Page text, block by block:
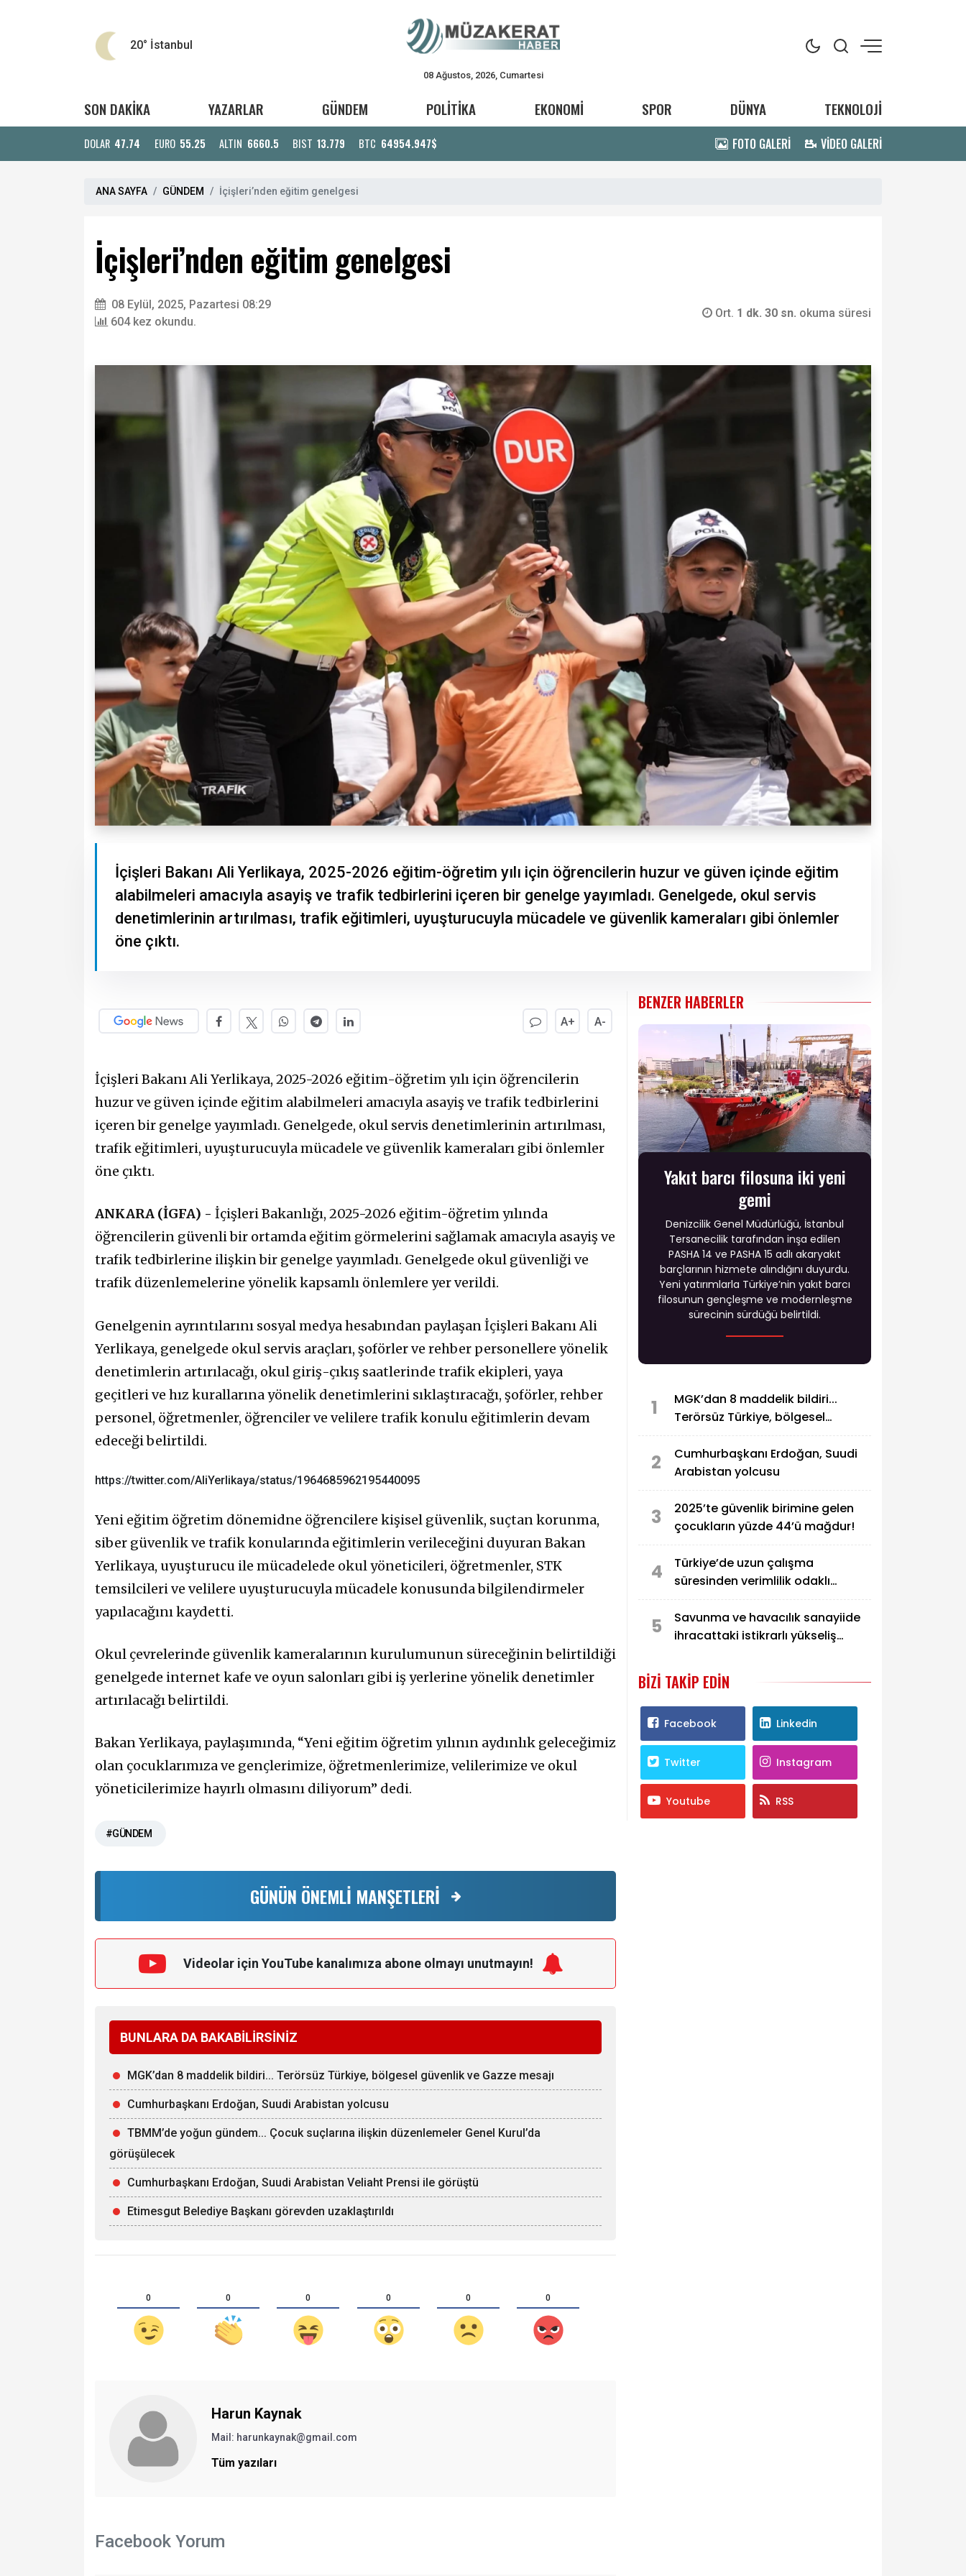
20° İstanbul
08 Ağustos, 2026, Cumartesi
SON DAKİKA YAZARLAR GÜNDEM POLİTİKA EKONOMİ SPOR DÜNYA TEKNOLOJİ
DOLAR 47.74 EURO 55.25 ALTIN 6660.5 BIST 13.779 BTC 64954.947$ FOTO GALERİ VİDEO GALERİ
ANA SAYFA GÜNDEM İçişleri’nden eğitim genelgesi
İçişleri’nden eğitim genelgesi
08 Eylül, 2025, Pazartesi 08:29
604 kez okundu.
Ort. 1 dk. 30 sn. okuma süresi
İçişleri Bakanı Ali Yerlikaya, 2025-2026 eğitim-öğretim yılı için öğrencilerin huzur ve güven içinde eğitim
alabilmeleri amacıyla asayiş ve trafik tedbirlerini içeren bir genelge yayımladı. Genelgede, okul servis
denetimlerinin artırılması, trafik eğitimleri, uyuşturucuyla mücadele ve güvenlik kameraları gibi önlemler
öne çıktı.
A+ A-
İçişleri Bakanı Ali Yerlikaya, 2025-2026 eğitim-öğretim yılı için öğrencilerin
huzur ve güven içinde eğitim alabilmeleri amacıyla asayiş ve trafik tedbirlerini
içeren bir genelge yayımladı. Genelgede, okul servis denetimlerinin artırılması,
trafik eğitimleri, uyuşturucuyla mücadele ve güvenlik kameraları gibi önlemler
öne çıktı.
ANKARA (İGFA) - İçişleri Bakanlığı, 2025-2026 eğitim-öğretim yılında
öğrencilerin güvenli bir ortamda eğitim görmelerini sağlamak amacıyla asayiş ve
trafik tedbirlerine ilişkin bir genelge yayımladı. Genelgede okul güvenliği ve
trafik düzenlemelerine yönelik kapsamlı önlemlere yer verildi.
Genelgenin ayrıntılarını sosyal medya hesabından paylaşan İçişleri Bakanı Ali
Yerlikaya, genelgede okul servis araçları, şoförler ve rehber personellere yönelik
denetimlerin artırılacağı, okul giriş-çıkış saatlerinde trafik ekipleri, yaya
geçitleri ve hız kurallarına yönelik denetimlerini sıklaştıracağı, şoförler, rehber
personel, öğretmenler, öğrenciler ve velilere trafik konulu eğitimlerin devam
edeceği belirtildi.
https://twitter.com/AliYerlikaya/status/1964685962195440095
Yeni eğitim öğretim dönemidne öğrencilere kişisel güvenlik, suçtan korunma,
siber güvenlik ve trafik konularında eğitimlerin verileceğini duyuran Bakan
Yerlikaya, uyuşturucu ile mücadelede okul yöneticileri, öğretmenler, STK
temsilcileri ve velilere uyuşturucuyla mücadele konusunda bilgilendirmeler
yapılacağını kaydetti.
Okul çevrelerinde güvenlik kameralarının kurulumunun süreceğinin belirtildiği
genelgede internet kafe ve oyun salonları gibi iş yerlerine yönelik denetimler
artırılacağı belirtildi.
Bakan Yerlikaya, paylaşımında, “Yeni eğitim öğretim yılının aydınlık geleceğimiz
olan çocuklarımıza ve gençlerimize, öğretmenlerimize, velilerimize ve okul
yöneticilerimize hayırlı olmasını diliyorum” dedi.
#GÜNDEM
GÜNÜN ÖNEMLİ MANŞETLERİ
Videolar için YouTube kanalımıza abone olmayı unutmayın!
BUNLARA DA BAKABİLİRSİNİZ
MGK’dan 8 maddelik bildiri... Terörsüz Türkiye, bölgesel güvenlik ve Gazze mesajı
Cumhurbaşkanı Erdoğan, Suudi Arabistan yolcusu
TBMM’de yoğun gündem... Çocuk suçlarına ilişkin düzenlemeler Genel Kurul’da
görüşülecek
Cumhurbaşkanı Erdoğan, Suudi Arabistan Veliaht Prensi ile görüştü
Etimesgut Belediye Başkanı görevden uzaklaştırıldı
0 0 0 0 0 0
Harun Kaynak
Mail: harunkaynak@gmail.com
Tüm yazıları
Facebook Yorum
BENZER HABERLER
Yakıt barcı filosuna iki yeni
gemi
Denizcilik Genel Müdürlüğü, İstanbul
Tersanecilik tarafından inşa edilen
PASHA 14 ve PASHA 15 adlı akaryakıt
barçlarının hizmete alındığını duyurdu.
Yeni yatırımlarla Türkiye’nin yakıt barcı
filosunun gençleşme ve modernleşme
sürecinin sürdüğü belirtildi.
1
MGK’dan 8 maddelik bildiri...
Terörsüz Türkiye, bölgesel
2
Cumhurbaşkanı Erdoğan, Suudi
Arabistan yolcusu
3
2025’te güvenlik birimine gelen
çocukların yüzde 44’ü mağdur!
4
Türkiye’de uzun çalışma
süresinden verimlilik odaklı
5
Savunma ve havacılık sanayiide
ihracattaki istikrarlı yükseliş
BIZI TAKIP EDIN
Facebook Linkedin
Twitter Instagram
Youtube RSS